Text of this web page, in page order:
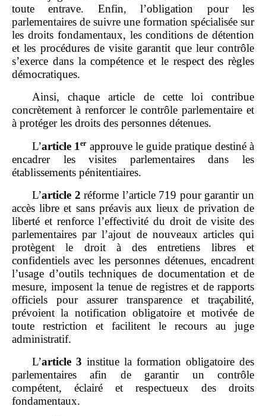
toute entrave. Enfin, l’obligation pour les
parlementaires de suivre une formation spécialisée sur
les droits fondamentaux, les conditions de détention
et les procédures de visite garantit que leur contrôle
s’exerce dans la compétence et le respect des règles
démocratiques.
Ainsi, chaque article de cette loi contribue
concrètement à renforcer le contrôle parlementaire et
à protéger les droits des personnes détenues.
L’article 1er approuve le guide pratique destiné à
encadrer les visites parlementaires dans les
établissements pénitentiaires.
L’article 2 réforme l’article 719 pour garantir un
accès libre et sans préavis aux lieux de privation de
liberté et renforce l’effectivité du droit de visite des
parlementaires par l’ajout de nouveaux articles qui
protègent le droit à des entretiens libres et
confidentiels avec les personnes détenues, encadrent
l’usage d’outils techniques de documentation et de
mesure, imposent la tenue de registres et de rapports
officiels pour assurer transparence et traçabilité,
prévoient la notification obligatoire et motivée de
toute restriction et facilitent le recours au juge
administratif.
L’article 3 institue la formation obligatoire des
parlementaires afin de garantir un contrôle
compétent, éclairé et respectueux des droits
fondamentaux.